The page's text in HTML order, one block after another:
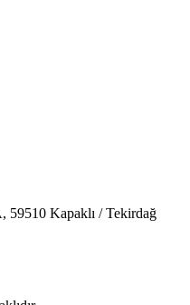
Kapaklı / Tekirdağ